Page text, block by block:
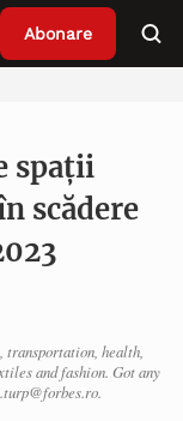
Abonare
spații
scădere
health,
and fashion. Got any